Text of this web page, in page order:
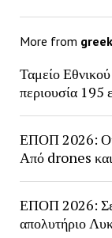
More from
Ταμείο
περιουσία 195
ΕΠΟΠ 2026: Οι
Από drones
ΕΠΟΠ 2026: Σε
απολυτήριο